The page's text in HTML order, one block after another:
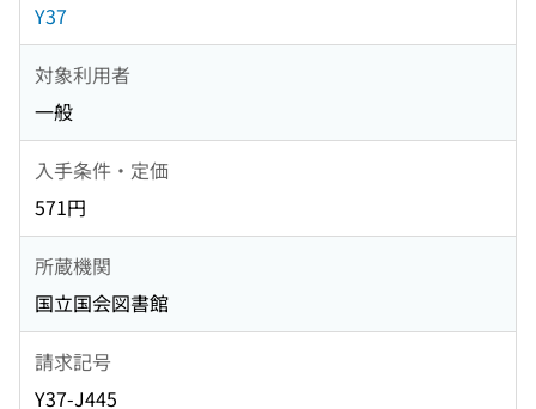
Y37
対象利用者
一般
入手条件・定価
571円
所蔵機関
国立国会図書館
請求記号
Y37-J445